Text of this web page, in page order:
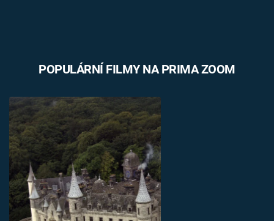
POPULÁRNÍ FILMY NA PRIMA ZOOM